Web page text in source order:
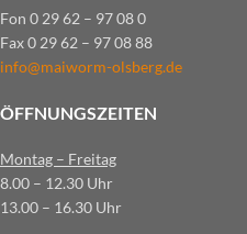
Fon 0 29 62 – 97 08 0
Fax 0 29 62 – 97 08 88
info@maiworm-olsberg.de
ÖFFNUNGSZEITEN
Montag – Freitag
8.00 – 12.30 Uhr
13.00 – 16.30 Uhr